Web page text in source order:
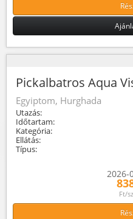
Pickalbatros Aqua
Egyiptom, Hurghada
Utazás:
Időtartam:
Kategória:
Ellátás:
Típus:
2026-
Ft/